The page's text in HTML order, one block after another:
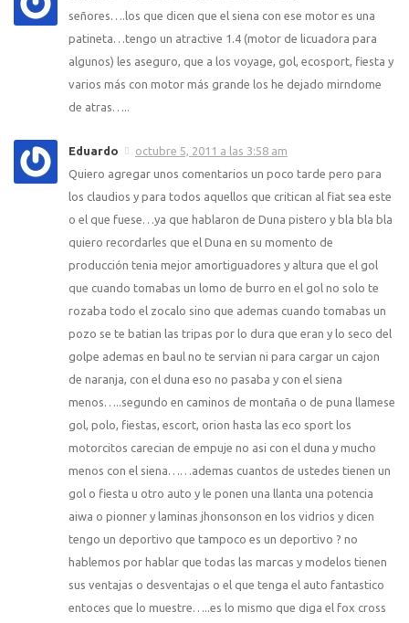
señores….los que dicen que el siena con ese motor es una
patineta…tengo un atractive 1.4 (motor de licuadora para
algunos) les aseguro, que a los voyage, gol, ecosport, fiesta y
varios más con motor más grande los he dejado mirndome
de atras…..
Eduardo
octubre 5, 2011 a las 3:58 am
Quiero agregar unos comentarios un poco tarde pero para
los claudios y para todos aquellos que critican al fiat sea este
o el que fuese…ya que hablaron de Duna pistero y bla bla bla
quiero recordarles que el Duna en su momento de
producción tenia mejor amortiguadores y altura que el gol
que cuando tomabas un lomo de burro en el gol no solo te
rozaba todo el zocalo sino que ademas cuando tomabas un
pozo se te batian las tripas por lo dura que eran y lo seco del
golpe ademas en baul no te servian ni para cargar un cajon
de naranja, con el duna eso no pasaba y con el siena
menos…..segundo en caminos de montaña o de puna llamese
gol, polo, fiestas, escort, orion hasta las eco sport los
motorcitos carecian de empuje no asi con el duna y mucho
menos con el siena……ademas cuantos de ustedes tienen un
gol o fiesta u otro auto y le ponen una llanta una potencia
aiwa o pionner y laminas jhonsonson en los vidrios y dicen
tengo un deportivo que tampoco es un deportivo ? no
hablemos por hablar que todas las marcas y modelos tienen
sus ventajas o desventajas o el que tenga el auto fantastico
entoces que lo muestre…..es lo mismo que diga el fox cross